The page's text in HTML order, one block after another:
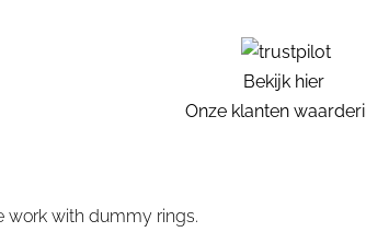
Bekijk hier
Onze klanten
work with dummy rings.